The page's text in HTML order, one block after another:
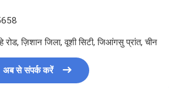
रोड, ज़िशान जिला, वूशी सिटी, जिआंगसु प्रांत, चीन
अब से संपर्क करें